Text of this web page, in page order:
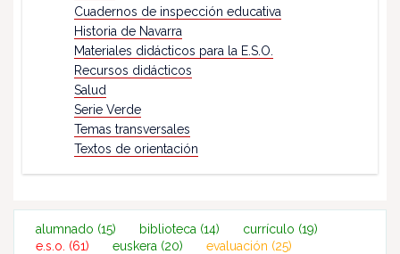
Cuadernos de inspección educativa
Historia de Navarra
Materiales didácticos para la E.S.O.
Recursos didácticos
Salud
Serie Verde
Temas transversales
Textos de orientación
alumnado (15) biblioteca (14) currículo (19)
e.s.o. (61) euskera (20) evaluación (25)